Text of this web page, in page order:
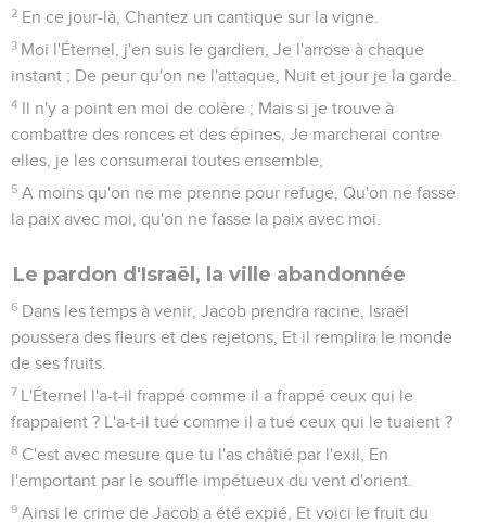
2 En ce jour-là, Chantez un cantique sur la vigne.
3 Moi l'Éternel, j'en suis le gardien, Je l'arrose à chaque
instant ; De peur qu'on ne l'attaque, Nuit et jour je la garde.
4 Il n'y a point en moi de colère ; Mais si je trouve à
combattre des ronces et des épines, Je marcherai contre
elles, je les consumerai toutes ensemble,
5 A moins qu'on ne me prenne pour refuge, Qu'on ne fasse
la paix avec moi, qu'on ne fasse la paix avec moi.
Le pardon d'Israël, la ville abandonnée
6 Dans les temps à venir, Jacob prendra racine, Israël
poussera des fleurs et des rejetons, Et il remplira le monde
de ses fruits.
7 L'Éternel l'a-t-il frappé comme il a frappé ceux qui le
frappaient ? L'a-t-il tué comme il a tué ceux qui le tuaient ?
8 C'est avec mesure que tu l'as châtié par l'exil, En
l'emportant par le souffle impétueux du vent d'orient.
9 Ainsi le crime de Jacob a été expié, Et voici le fruit du